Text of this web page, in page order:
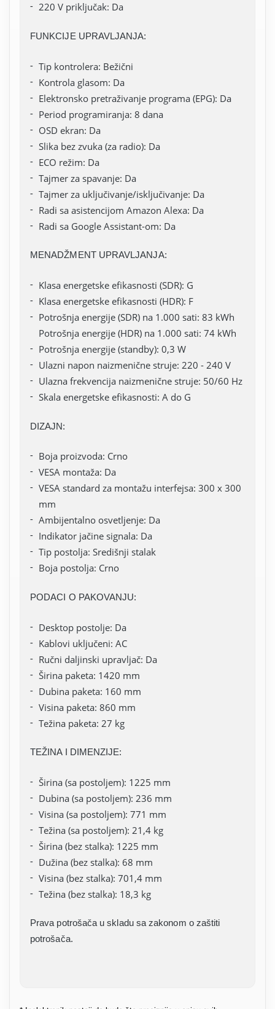
220 V priključak: Da
FUNKCIJE UPRAVLJANJA:
Tip kontrolera: Bežični
Kontrola glasom: Da
Elektronsko pretraživanje programa (EPG): Da
Period programiranja: 8 dana
OSD ekran: Da
Slika bez zvuka (za radio): Da
ECO režim: Da
Tajmer za spavanje: Da
Tajmer za uključivanje/isključivanje: Da
Radi sa asistencijom Amazon Alexa: Da
Radi sa Google Assistant-om: Da
MENADŽMENT UPRAVLJANJA:
Klasa energetske efikasnosti (SDR): G
Klasa energetske efikasnosti (HDR): F
Potrošnja energije (SDR) na 1.000 sati: 83 kWh
Potrošnja energije (HDR) na 1.000 sati: 74 kWh
Potrošnja energije (standby): 0,3 W
Ulazni napon naizmenične struje: 220 - 240 V
Ulazna frekvencija naizmenične struje: 50/60 Hz
Skala energetske efikasnosti: A do G
DIZAJN:
Boja proizvoda: Crno
VESA montaža: Da
VESA standard za montažu interfejsa: 300 x 300
mm
Ambijentalno osvetljenje: Da
Indikator jačine signala: Da
Tip postolja: Središnji stalak
Boja postolja: Crno
PODACI O PAKOVANJU:
Desktop postolje: Da
Kablovi uključeni: AC
Ručni daljinski upravljač: Da
Širina paketa: 1420 mm
Dubina paketa: 160 mm
Visina paketa: 860 mm
Težina paketa: 27 kg
TEŽINA I DIMENZIJE:
Širina (sa postoljem): 1225 mm
Dubina (sa postoljem): 236 mm
Visina (sa postoljem): 771 mm
Težina (sa postoljem): 21,4 kg
Širina (bez stalka): 1225 mm
Dužina (bez stalka): 68 mm
Visina (bez stalka): 701,4 mm
Težina (bez stalka): 18,3 kg
Prava potrošača u skladu sa zakonom o zaštiti
potrošača.